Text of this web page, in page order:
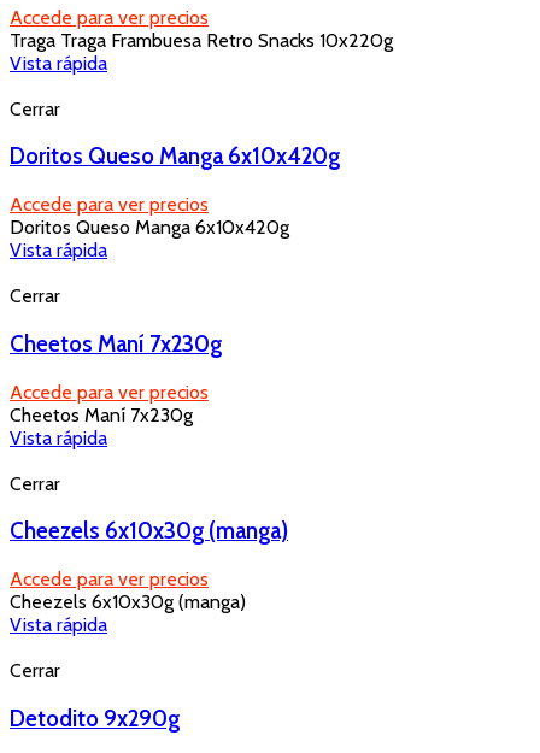
Accede para ver precios
Traga Traga Frambuesa Retro Snacks 10x220g
Vista rápida
Cerrar
Doritos Queso Manga 6x10x420g
Accede para ver precios
Doritos Queso Manga 6x10x420g
Vista rápida
Cerrar
Cheetos Maní 7x230g
Accede para ver precios
Cheetos Maní 7x230g
Vista rápida
Cerrar
Cheezels 6x10x30g (manga)
Accede para ver precios
Cheezels 6x10x30g (manga)
Vista rápida
Cerrar
Detodito 9x290g